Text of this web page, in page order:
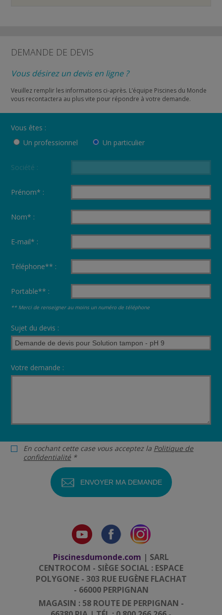
DEMANDE DE DEVIS
Vous désirez un devis en ligne ?
Veuillez remplir les informations ci-après. L’équipe Piscines du Monde
vous recontactera au plus vite pour répondre à votre demande.
Vous êtes :
Un professionnel
Un particulier
Société :
Prénom* :
Nom* :
E-mail* :
Téléphone** :
Portable** :
** Merci de renseigner au moins un numéro de téléphone
Sujet du devis :
Votre demande :
En cochant cette case vous acceptez la Politique de
confidentialité*
Piscinesdumonde.com | SARL
CENTROCOM - SIÈGE SOCIAL : ESPACE
POLYGONE - 303 RUE EUGÈNE FLACHAT
- 66000 PERPIGNAN
MAGASIN : 58 ROUTE DE PERPIGNAN -